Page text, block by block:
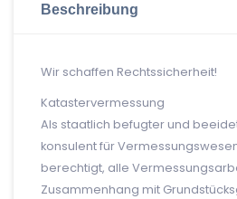
Beschreibung
Wir schaffen Rechtssicherheit!
Katastervermessung
Als staatlich befugter und
konsulent für Vermessungswesen
berechtigt, alle
Zusammenhang mit